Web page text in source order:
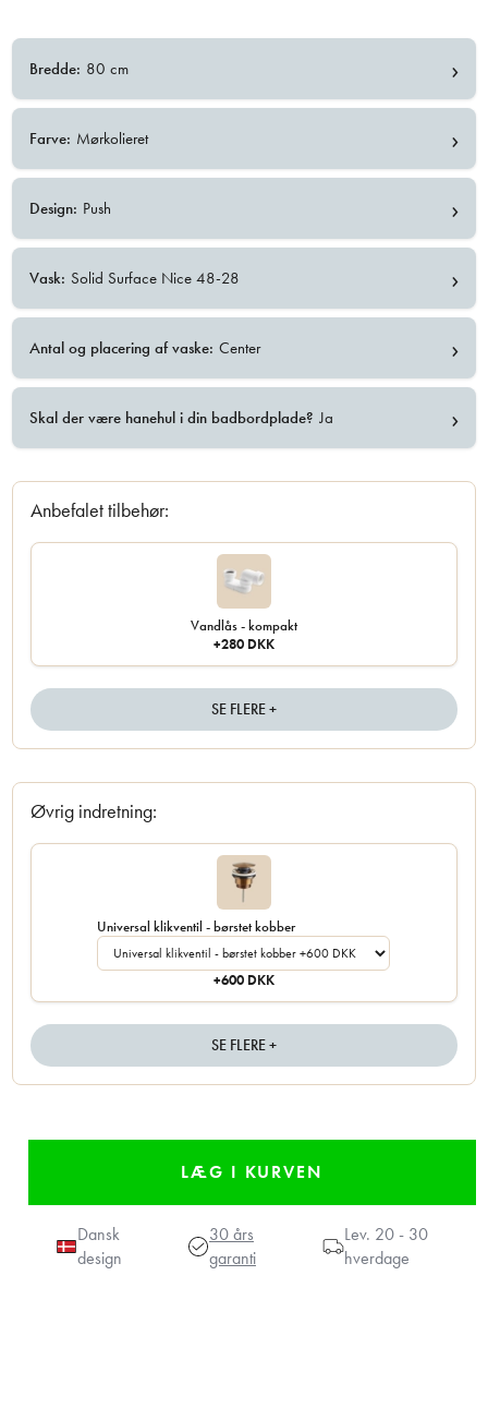
Bredde: 80 cm ›
Farve: Mørkolieret ›
Design: Push ›
Vask: Solid Surface Nice 48-28 ›
Antal og placering af vaske: Center ›
Skal der være hanehul i din badbordplade? Ja ›
Anbefalet tilbehør:
Vandlås - kompakt
+280 DKK
SE FLERE +
Øvrig indretning:
Universal klikventil - børstet kobber
+600 DKK
SE FLERE +
Dansk
design
30 års
garanti
Lev. 20 - 30
hverdage